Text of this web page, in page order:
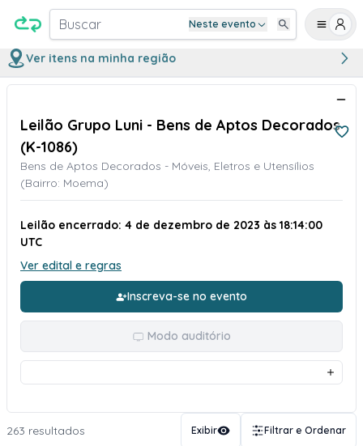
Buscar Neste evento
Ver itens na minha região
Leilão Grupo Luni - Bens de Aptos Decorados
(K-1086)
Bens de Aptos Decorados - Móveis, Eletros e Utensílios
(Bairro: Moema)
Leilão encerrado: 4 de dezembro de 2023 às 18:14:00
UTC
Ver edital e regras
Inscreva-se no evento
Modo auditório
263 resultados Exibir Filtrar e Ordenar